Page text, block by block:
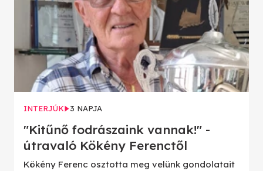
INTERJÚK 3 NAPJA
"Kitűnő fodrászaink vannak!" -
útravaló Kökény Ferenctől
Kökény Ferenc osztotta meg velünk gondolatait